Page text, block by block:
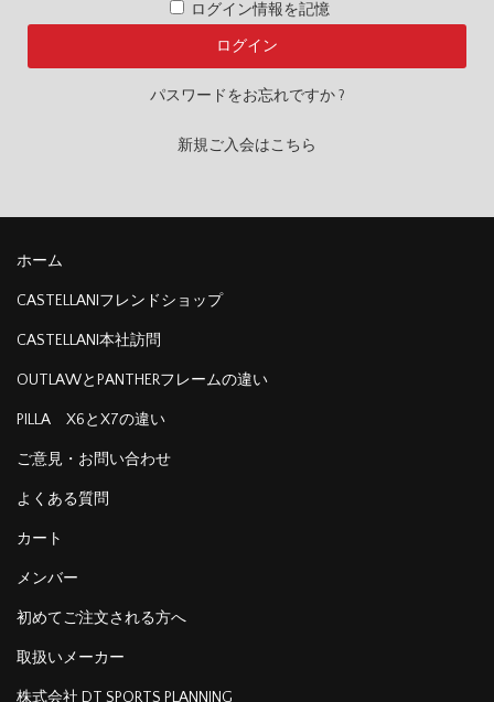
ログイン情報を記憶
パスワードをお忘れですか ?
新規ご入会はこちら
ホーム
CASTELLANIフレンドショップ
CASTELLANI本社訪問
OUTLAWとPANTHERフレームの違い
PILLA X6とX7の違い
ご意見・お問い合わせ
よくある質問
カート
メンバー
初めてご注文される方へ
取扱いメーカー
株式会社 DT SPORTS PLANNING